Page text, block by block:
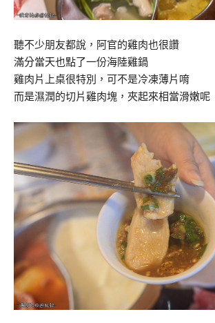
聽不少朋友都說，阿官的雞肉也很讚
滿分當天也點了一份海陸雞鍋
雞肉片上桌很特別，可不是冷凍薄片唷
而是濕潤的切片雞肉塊，夾起來相當滑嫩呢